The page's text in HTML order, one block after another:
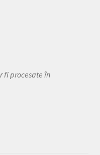
fi procesate în